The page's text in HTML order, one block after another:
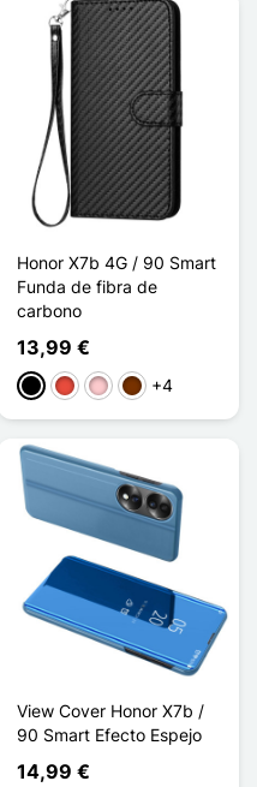
Honor X7b 4G / 90 Smart
Funda de fibra de
carbono
13,99 €
NegroRojoRosaCafé+4
View Cover Honor X7b /
90 Smart Efecto Espejo
14,99 €